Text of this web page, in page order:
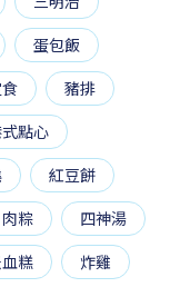
蛋包飯
豬排
點心
紅豆餅
肉粽
四神湯
糕
炸雞